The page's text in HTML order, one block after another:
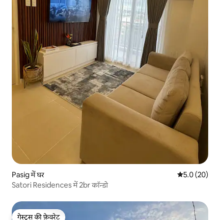
Pasig में घर औसत रेटिंग 5
5.0 (20)
Satori Residences में 2br कॉन्डो
गेस्ट्स की फ़ेवरेट